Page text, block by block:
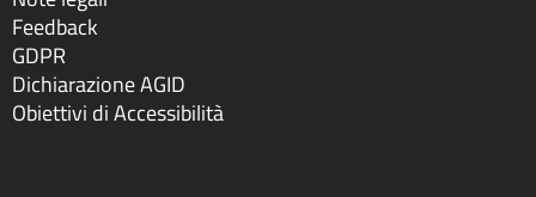
Feedback
GDPR
Dichiarazione AGID
Obiettivi di Accessibilità